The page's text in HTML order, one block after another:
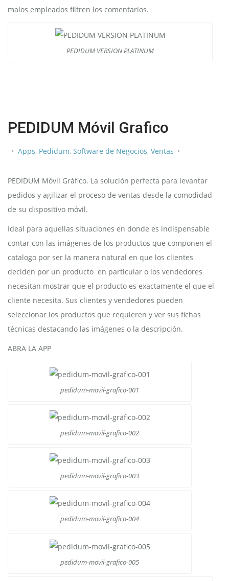
malos empleados filtren los comentarios.
PEDIDUM VERSION PLATINUM
PEDIDUM Móvil Grafico
Apps, Pedidum, Software de Negocios, Ventas
PEDIDUM Móvil Gráfico. La solución perfecta para levantar
pedidos y agilizar el proceso de ventas desde la comodidad
de su dispositivo móvil.
Ideal para aquellas situaciones en donde es indispensable
contar con las imágenes de los productos que componen el
catalogo por ser la manera natural en que los clientes
deciden por un producto en particular o los vendedores
necesitan mostrar que el producto es exactamente el que el
cliente necesita. Sus clientes y vendedores pueden
seleccionar los productos que requieren y ver sus fichas
técnicas destacando las imágenes o la descripción.
ABRA LA APP
pedidum-movil-grafico-001
pedidum-movil-grafico-002
pedidum-movil-grafico-003
pedidum-movil-grafico-004
pedidum-movil-grafico-005